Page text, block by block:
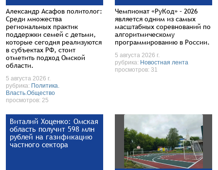
Александр Асафов политолог:
Среди множества
региональных практик
поддержки семей с детьми,
которые сегодня реализуются
в субъектах РФ, стоит
отметить подход Омской
области.
5 августа 2026 г.
рубрика: Политика.
Власть.Общество
просмотров: 25
Чемпионат «РуКод» – 2026
является одним из самых
масштабных соревнований по
алгоритмическому
программированию в России.
5 августа 2026 г.
рубрика: Новостная лента
просмотров: 31
Виталий Хоценко: Омская
область получит 598 млн
рублей на газификацию
частного сектора